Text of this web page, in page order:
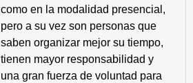
como en la modalidad presencial,
pero a su vez son personas que
saben organizar mejor su tiempo,
tienen mayor responsabilidad y
una gran fuerza de voluntad para